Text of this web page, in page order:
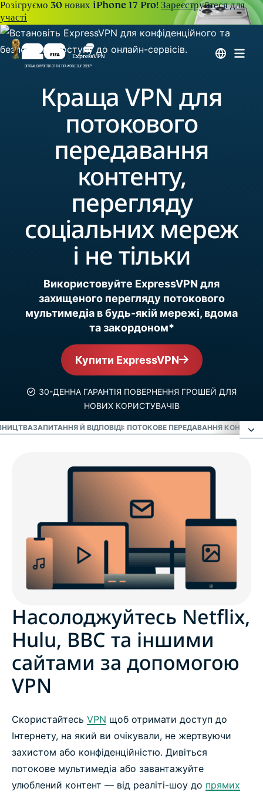
Розігруємо 30 нових iPhone 17 Pro!Зареєструйтеся для
участі
Краща VPN для
потокового
передавання
контенту,
перегляду
соціальних мереж
і не тільки
Використовуйте ExpressVPN для
захищеного перегляду потокового
мультимедіа в будь-якій мережі, вдома
та закордоном*
Купити ExpressVPN
30-ДЕННА ГАРАНТІЯ ПОВЕРНЕННЯ ГРОШЕЙ ДЛЯ
НОВИХ КОРИСТУВАЧІВ
ЗАПИТАННЯ Й ВІДПОВІДІ: ПОТОКОВЕ ПЕРЕДАВАННЯ КОНТЕНТУ
Міжнародні потокові сервіси
Соціальні мережі
Засоби обміну повідомленнями
Ігри та музика
Практичні керівництва
Запитання й відповіді: потокове передавання
контенту із VPN
Як підключитися до VPN
Насолоджуйтесь Netflix,
Hulu, BBC та іншими
сайтами за допомогою
VPN
Скористайтесь VPN щоб отримати доступ до
Інтернету, на який ви очікували, не жертвуючи
захистом або конфіденційністю. Дивіться
потокове мультимедіа або завантажуйте
улюблений контент — від реаліті-шоу до прямих